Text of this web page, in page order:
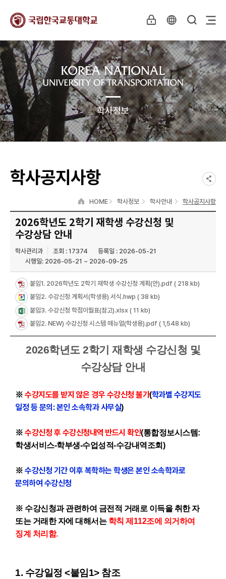
학사정보
학사공지사항
HOME 학사정보 학사안내 학사공지사항
2026학년도 2학기 재학생 수강신청 및
수강상담 안내
학사관리과 조회 : 17374
등록일 : 2026-05-21
시행일: 2026-05-21 ~ 2026-09-25
붙임1. 2026학년도 2학기 재학생 수강신청 계획(안).pdf ( 218 kb)
붙임2. 수강신청 계획서(학생용) 서식.hwp ( 38 kb)
붙임3. 수강신청 학점이월표(참고).xlsx ( 11 kb)
붙임2. NEW) 수강신청 시스템 매뉴얼(학생용).pdf ( 1,548 kb)
2026학년도 2학기 재학생 수강신청 및
수강상담 안내
※ 수강지도를 받지 않은 경우 수강신청 불가(학과별 수강지도
일정 등 문의: 본인 소속학과 사무실)
※ 수강신청 후 수강신청내역 반드시 확인(통합정보시스템:
학생서비스-학부생-수업성적-수강내역조회)
※ 수강신청 기간 이후 복학하는 학생은 본인 소속학과로
문의하여 수강신청
※ 수강신청과 관련하여 금전적 거래로 이득을 취한 자
또는 거래한 자에 대해서는 학칙 제112조에 의거하여
징계 처리함.
1. 수강일정 <붙임1> 참조